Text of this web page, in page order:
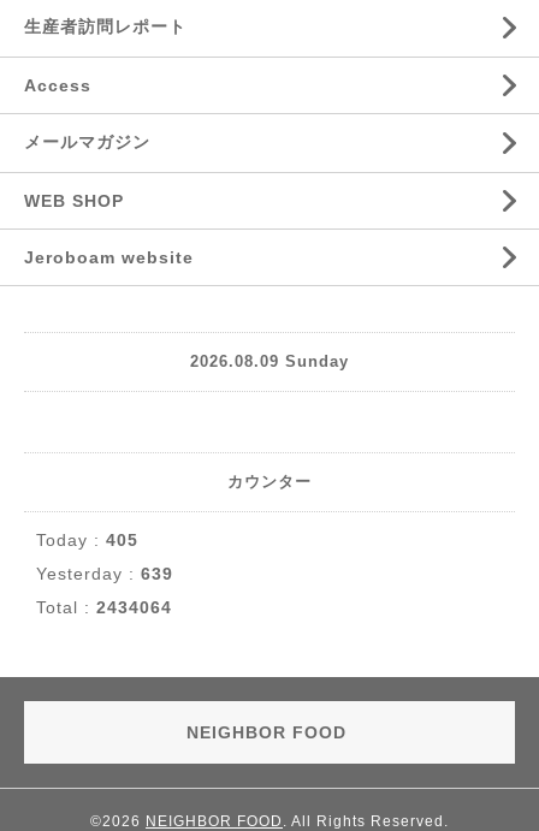
生産者訪問レポート
Access
メールマガジン
WEB SHOP
Jeroboam website
2026.08.09 Sunday
カウンター
Today : 405
Yesterday : 639
Total : 2434064
NEIGHBOR FOOD
©2026 NEIGHBOR FOOD
. All Rights Reserved.